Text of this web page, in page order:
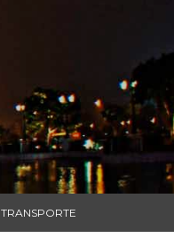
TRANSPORTE